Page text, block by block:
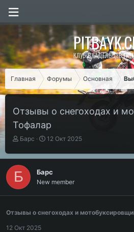
КЛУБ ВЛАДЕЛЬЦЕВ
Главная Форумы Основная
Отзывы о снегоходах и
Тофалар
А
т
о
р
т
ы
Барс
Д
т
н
а
л
12 Окт 2025
Б Барс
New member
Отзывы о снегоходах и
12 Окт 2025